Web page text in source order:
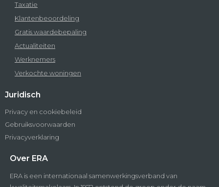
Taxatie
Klantenbeoordeling
Gratis waardebepaling
Actualiteiten
Werknemers
Verkochte woningen
Juridisch
Privacy en cookiebeleid
Gebruiksvoorwaarden
Privacyverklaring
Over ERA
ERA is een internationaal samenwerkingsverband van